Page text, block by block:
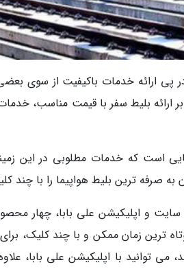
پی ارائه خدمات باکیفیت از سوی
بلیط سفر با قیمت مناسب،
است که خدمات مطلوبی در این
صرفه ترین بلیط هواپیما را با چند
و اپلیکیشن علی بابا، چهار
می توانید با اپلیکیشن علی بابا،